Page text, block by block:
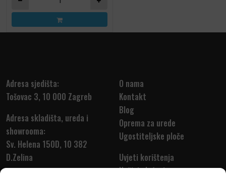
Adresa sjedišta:
Tošovac 3, 10 000 Zagreb
Adresa skladišta, ureda i
showrooma:
Sv. Helena 150D, 10 382
D.Zelina
O nama
Kontakt
Blog
Oprema za urede
Ugostiteljske ploče
Uvjeti korištenja
Načini plaćanja